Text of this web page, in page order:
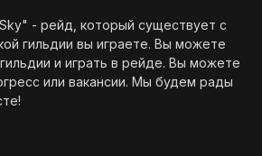
- рейд, который существует с
гильдии вы играете. Вы можете
и играть в рейде. Вы можете
или вакансии. Мы будем рады